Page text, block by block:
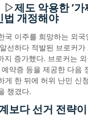
▷제도 악용한 ‘
법 개정해야
국 이주를 희망하는 외
선하다 적발된 브로커
지 증가했다. 브로커는
약증 등을 제공한 다음
게 한 뒤에 허위 난민 신
챙겼다.
보다 선거 전략